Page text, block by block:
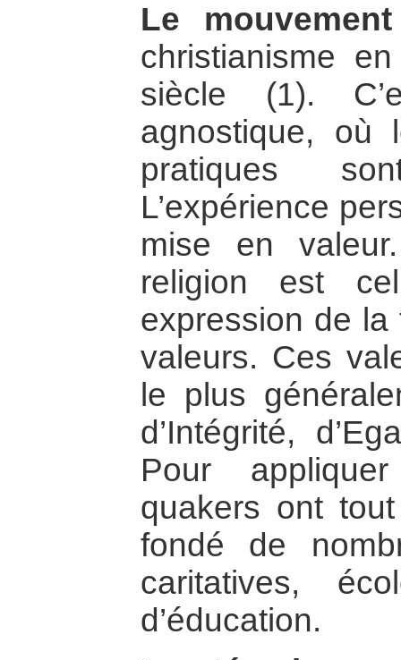
Le
christianisme
siècle (1).
agnostique, où
pratiques
L’expérience
mise en
religion est
expression de
valeurs. Ces
le plus
d’Intégrité,
Pour
quakers ont
fondé de
caritatives,
d’éducation.